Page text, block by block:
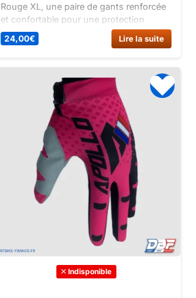
Rouge XL, une paire de gants renforcée
et confortable pour une protection
optimale. Disponible en 5 tailles et 6
couleurs. Achetez dès maintenant sur
24,00€ Lire la suite
Indisponible